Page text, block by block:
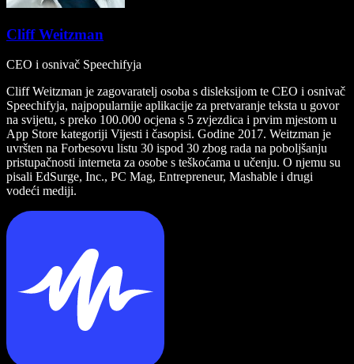
Cliff Weitzman
CEO i osnivač Speechifyja
Cliff Weitzman je zagovaratelj osoba s disleksijom te CEO i osnivač
Speechifyja, najpopularnije aplikacije za pretvaranje teksta u govor
na svijetu, s preko 100.000 ocjena s 5 zvjezdica i prvim mjestom u
App Store kategoriji Vijesti i časopisi. Godine 2017. Weitzman je
uvršten na Forbesovu listu 30 ispod 30 zbog rada na poboljšanju
pristupačnosti interneta za osobe s teškoćama u učenju. O njemu su
pisali EdSurge, Inc., PC Mag, Entrepreneur, Mashable i drugi
vodeći mediji.